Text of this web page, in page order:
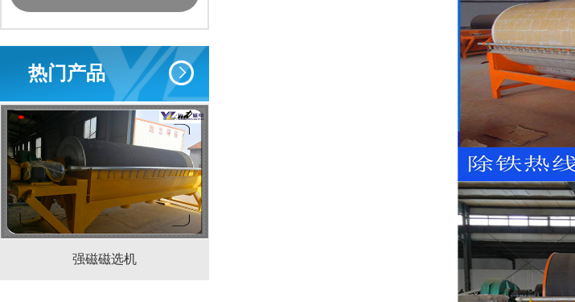
热门产品
强磁磁选机 稀土永磁辊式强磁选